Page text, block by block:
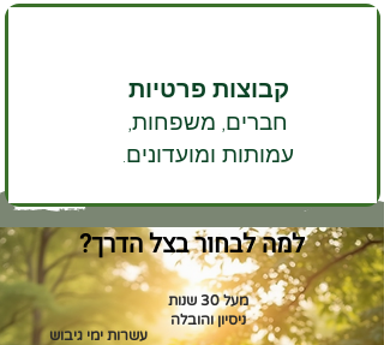
קבוצות פרטיות
חברים, משפחות,
עמותות ומועדונים.
למה לבחור בצל הדרך?
עשרות ימי גיבוש
מעל 30 שנות
ניסיון והובלה